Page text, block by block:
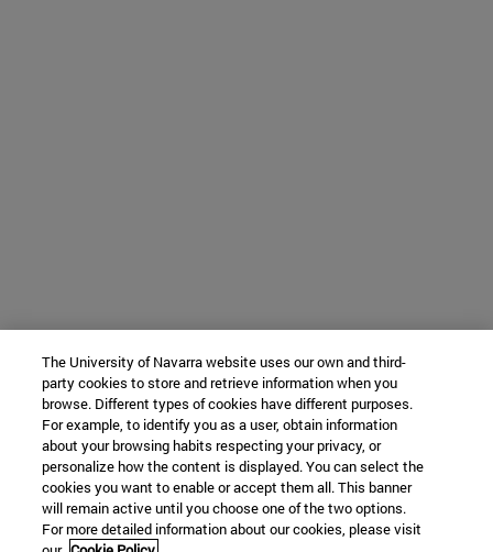
The University of Navarra website uses our own and third-
party cookies to store and retrieve information when you
browse. Different types of cookies have different purposes.
For example, to identify you as a user, obtain information
about your browsing habits respecting your privacy, or
personalize how the content is displayed. You can select the
cookies you want to enable or accept them all. This banner
will remain active until you choose one of the two options.
For more detailed information about our cookies, please visit